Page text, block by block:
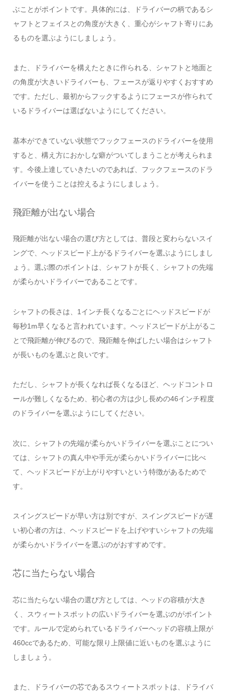
ぶことがポイントです。具体的には、ドライバーの柄であるシ
ャフトとフェイスとの角度が大きく、重心がシャフト寄りにあ
るものを選ぶようにしましょう。
また、ドライバーを構えたときに作られる、シャフトと地面と
の角度が大きいドライバーも、フェースが返りやすくおすすめ
です。ただし、最初からフックするようにフェースが作られて
いるドライバーは選ばないようにしてください。
基本ができていない状態でフックフェースのドライバーを使用
すると、構え方におかしな癖がついてしまうことが考えられま
す。今後上達していきたいのであれば、フックフェースのドラ
イバーを使うことは控えるようにしましょう。
飛距離が出ない場合
飛距離が出ない場合の選び方としては、普段と変わらないスイ
ングで、ヘッドスピード上がるドライバーを選ぶようにしまし
ょう。選ぶ際のポイントは、シャフトが長く、シャフトの先端
が柔らかいドライバーであることです。
シャフトの長さは、1インチ長くなるごとにヘッドスピードが
毎秒1m早くなると言われています。ヘッドスピードが上がるこ
とで飛距離が伸びるので、飛距離を伸ばしたい場合はシャフト
が長いものを選ぶと良いです。
ただし、シャフトが長くなれば長くなるほど、ヘッドコントロ
ールが難しくなるため、初心者の方は少し長めの46インチ程度
のドライバーを選ぶようにしてください。
次に、シャフトの先端が柔らかいドライバーを選ぶことについ
ては、シャフトの真ん中や手元が柔らかいドライバーに比べ
て、ヘッドスピードが上がりやすいという特徴があるためで
す。
スイングスピードが早い方は別ですが、スイングスピードが遅
い初心者の方は、ヘッドスピードを上げやすいシャフトの先端
が柔らかいドライバーを選ぶのがおすすめです。
芯に当たらない場合
芯に当たらない場合の選び方としては、ヘッドの容積が大き
く、スウィートスポットの広いドライバーを選ぶのがポイント
です。ルールで定められているドライバーヘッドの容積上限が
460ccであるため、可能な限り上限値に近いものを選ぶように
しましょう。
また、ドライバーの芯であるスウィートスポットは、ドライバ